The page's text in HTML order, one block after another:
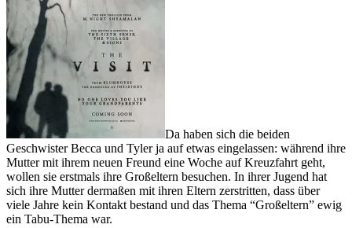
Da haben sich die beiden
Geschwister Becca und Tyler ja auf etwas eingelassen: während ihre
Mutter mit ihrem neuen Freund eine Woche auf Kreuzfahrt geht,
wollen sie erstmals ihre Großeltern besuchen. In ihrer Jugend hat
sich ihre Mutter dermaßen mit ihren Eltern zerstritten, dass über
viele Jahre kein Kontakt bestand und das Thema “Großeltern” ewig
ein Tabu-Thema war.